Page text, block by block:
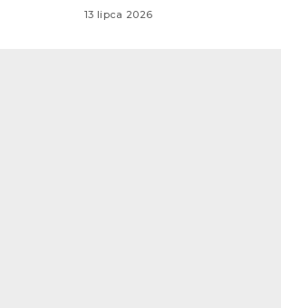
13 lipca 2026